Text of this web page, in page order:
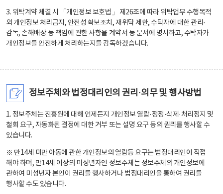
3. 위탁계약 체결 시 「개인정보 보호법」 제26조에 따라 위탁업무 수행목적
외 개인정보 처리금지, 안전성 확보조치, 재위탁 제한, 수탁자에 대한 관리·
감독, 손해배상 등 책임에 관한 사항을 계약서 등 문서에 명시하고, 수탁자가
개인정보를 안전하게 처리하는지를 감독하겠습니다.
정보주체와 법정대리인의 권리·의무 및 행사방법
1. 정보주체는 진흥원에 대해 언제든지 개인정보 열람·정정·삭제·처리정지 및
철회 요구, 자동화된 결정에 대한 거부 또는 설명 요구 등의 권리를 행사할 수
있습니다.
※ 만14세 미만 아동에 관한 개인정보의 열람등 요구는 법정대리인이 직접
해야 하며, 만14세 이상의 미성년자인 정보주체는 정보주체의 개인정보에
관하여 미성년자 본인이 권리를 행사하거나 법정대리인을 통하여 권리를
행사할 수도 있습니다.